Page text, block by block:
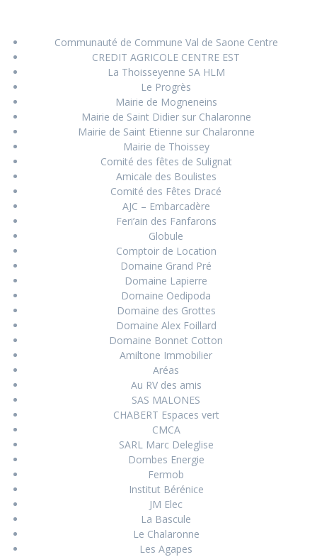
Communauté de Commune Val de Saone Centre
CREDIT AGRICOLE CENTRE EST
La Thoisseyenne SA HLM
Le Progrès
Mairie de Mogneneins
Mairie de Saint Didier sur Chalaronne
Mairie de Saint Etienne sur Chalaronne
Mairie de Thoissey
Comité des fêtes de Sulignat
Amicale des Boulistes
Comité des Fêtes Dracé
AJC – Embarcadère
Feri’ain des Fanfarons
Globule
Comptoir de Location
Domaine Grand Pré
Domaine Lapierre
Domaine Oedipoda
Domaine des Grottes
Domaine Alex Foillard
Domaine Bonnet Cotton
Amiltone Immobilier
Aréas
Au RV des amis
SAS MALONES
CHABERT Espaces vert
CMCA
SARL Marc Deleglise
Dombes Energie
Fermob
Institut Bérénice
JM Elec
La Bascule
Le Chalaronne
Les Agapes